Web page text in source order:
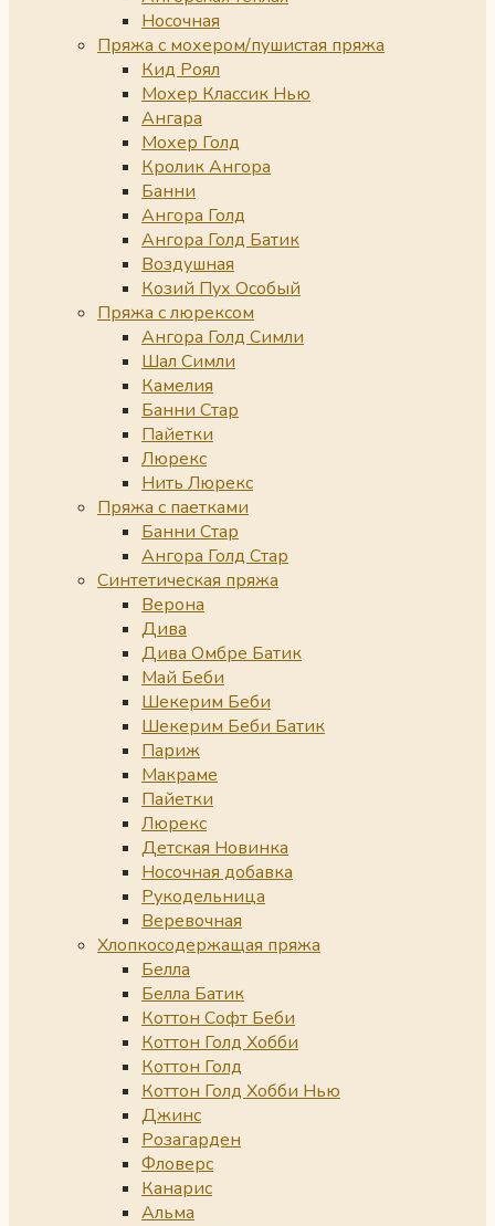
Носочная
Пряжа с мохером/пушистая пряжа
Кид Роял
Мохер Классик Нью
Ангара
Мохер Голд
Кролик Ангора
Банни
Ангора Голд
Ангора Голд Батик
Воздушная
Козий Пух Особый
Пряжа с люрексом
Ангора Голд Симли
Шал Симли
Камелия
Банни Стар
Пайетки
Люрекс
Нить Люрекс
Пряжа с паетками
Банни Стар
Ангора Голд Стар
Синтетическая пряжа
Верона
Дива
Дива Омбре Батик
Май Беби
Шекерим Беби
Шекерим Беби Батик
Париж
Макраме
Пайетки
Люрекс
Детская Новинка
Носочная добавка
Рукодельница
Веревочная
Хлопкосодержащая пряжа
Белла
Белла Батик
Коттон Софт Беби
Коттон Голд Хобби
Коттон Голд
Коттон Голд Хобби Нью
Джинс
Розагарден
Фловерс
Канарис
Альма